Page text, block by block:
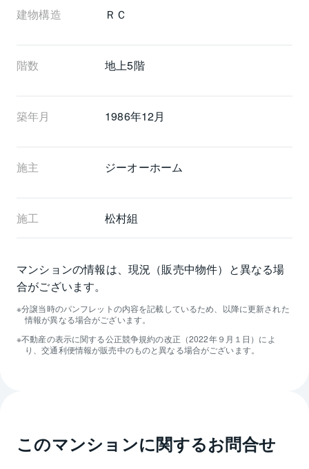
建物構造 ＲＣ
階数 地上5階
築年月 1986年12月
施主 ジーオーホーム
施工 松村組
マンションの情報は、現況（販売中物件）と異なる場
合がございます。
分譲当時のパンフレットの内容を記載しているため、以降に更新された
情報が異なる場合がございます。
不動産の表示に関する公正競争規約の改正（2022年９月１日）によ
り、交通利便情報が販売中のものと異なる場合がございます。
このマンションに関するお問合せ